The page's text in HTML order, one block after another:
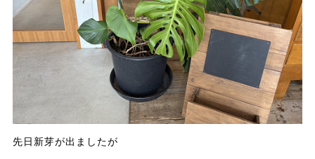
先日新芽が出ましたが